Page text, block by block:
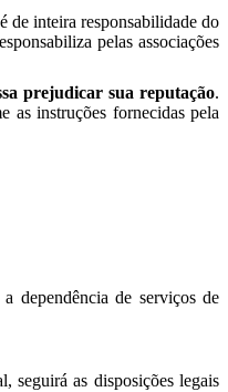
de inteira responsabilidade do
pelas associações
prejudicar sua reputação.
as instruções fornecidas pela
dependência de serviços de
seguirá as disposições legais